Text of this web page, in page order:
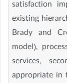
satisfaction
existing
Brady and
model),
services,
appropriate in